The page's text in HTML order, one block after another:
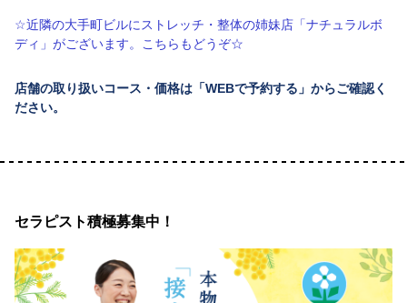
☆近隣の大手町ビルにストレッチ・整体の姉妹店「ナチュラルボ
ディ」がございます。こちらもどうぞ☆
店舗の取り扱いコース・価格は「WEBで予約する」からご確認く
ださい。
セラピスト積極募集中！